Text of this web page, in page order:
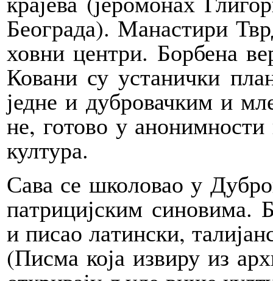
Бе­о­гра­да). Ма­на­сти­ри
хов­ни цен­три. Бор­бе­на
Ко­ва­ни су уста­нич­ки
јед­не и ду­бро­вач­ким и
не, го­то­во у ано­ним­но­сти
кул­ту­ра.
Са­ва се шко­ло­вао у
па­три­циј­ским си­но­ви­ма.
и пи­сао ла­тин­ски,
(Пи­сма ко­ја из­ви­ру из